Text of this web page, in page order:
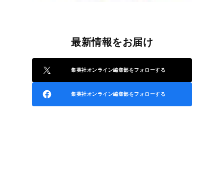
最新情報をお届け
集英社オンライン編集部をフォローする
集英社オンライン編集部をフォローする